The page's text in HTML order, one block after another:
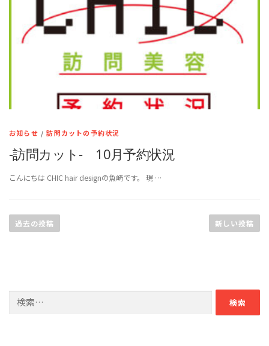
お知らせ /訪問カットの予約状況
-訪問カット- 10月予約状況
こんにちは CHIC hair designの魚崎です。 現 …
稿
シ
過去の投稿 新しい投稿
索: